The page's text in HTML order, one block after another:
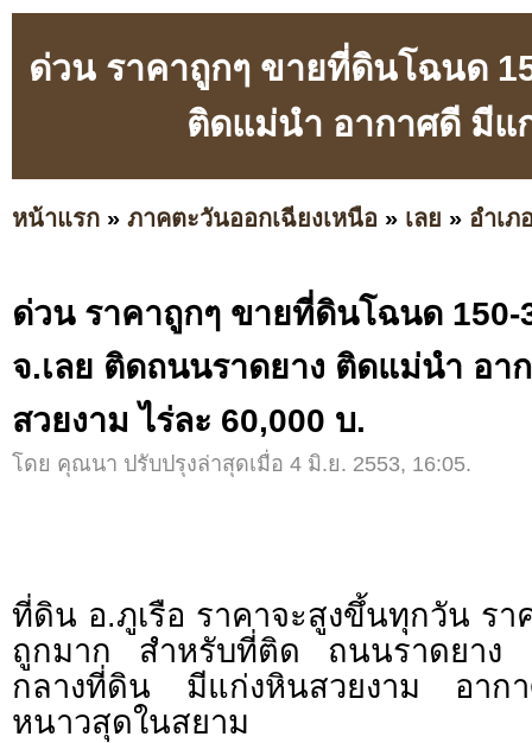
ด่วน ราคาถูกๆ ขายที่ดินโฉนด
ติดแม่นํา อากาศดี มีแ
หน้าแรก » ภาคตะวันออกเฉียงเหนือ » เลย » อำเภ
ด่วน ราคาถูกๆ ขายที่ดินโฉนด 150-
จ.เลย ติดถนนราดยาง ติดแม่นํา อา
สวยงาม ไร่ละ 60,000 บ.
โดย คุณนา ปรับปรุงล่าสุดเมื่อ 4 มิ.ย. 2553, 16:05.
ที่ดิน อ.ภูเรือ ราคาจะสูงขึ้นทุกวัน รา
ถูกมาก สําหรับที่ติด ถนนราดยาง
กลางที่ดิน มีแก่งหินสวยงาม อาก
หนาวสุดในสยาม